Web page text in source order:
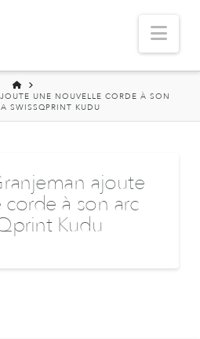
HOME
UNE NOUVELLE CORDE À SON
SWISSQPRINT KUDU
ajoute
à son arc
Kudu